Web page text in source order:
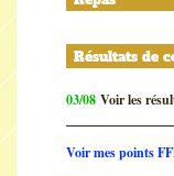
Résultats de
03/08 Voir les
Voir mes points